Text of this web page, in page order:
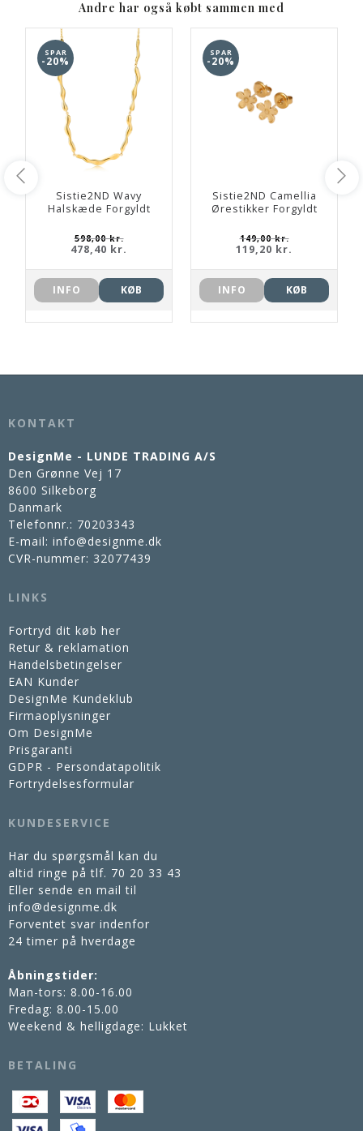
Andre har også købt sammen med
SPAR
-20%
Sistie2ND Wavy
Halskæde Forgyldt
598,00 kr.
478,40 kr.
INFO KØB
SPAR
-20%
Sistie2ND Camellia
Ørestikker Forgyldt
149,00 kr.
119,20 kr.
INFO KØB
KONTAKT
DesignMe - LUNDE TRADING A/S
Den Grønne Vej 17
8600 Silkeborg
Danmark
Telefonnr.: 70203343
E-mail: info@designme.dk
CVR-nummer: 32077439
LINKS
Fortryd dit køb her
Retur & reklamation
Handelsbetingelser
EAN Kunder
DesignMe Kundeklub
Firmaoplysninger
Om DesignMe
Prisgaranti
GDPR - Persondatapolitik
Fortrydelsesformular
KUNDESERVICE
Har du spørgsmål kan du
altid ringe på tlf. 70 20 33 43
Eller sende en mail til
info@designme.dk
Forventet svar indenfor
24 timer på hverdage
Åbningstider:
Man-tors: 8.00-16.00
Fredag: 8.00-15.00
Weekend & helligdage: Lukket
BETALING